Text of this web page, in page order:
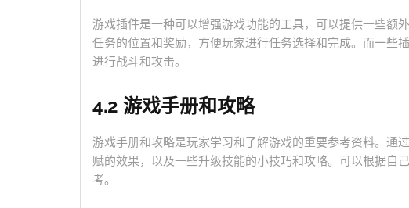
游戏插件是一种可以增强游戏功能的工具，可以提供一些额
任务的位置和奖励，方便玩家进行任务选择和完成。而一些
进行战斗和攻击。
4.2 游戏手册和攻略
游戏手册和攻略是玩家学习和了解游戏的重要参考资料。通
赋的效果，以及一些升级技能的小技巧和攻略。可以根据自
考。